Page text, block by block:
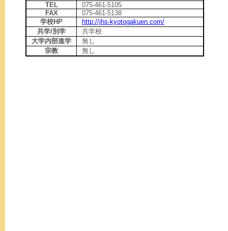
TEL
075-461-5105
FAX
075-461-5138
学校HP
http://jhs-kyotogakuen.com/
共学/別学
共学校
大学内部進学
無し
宗教
無し